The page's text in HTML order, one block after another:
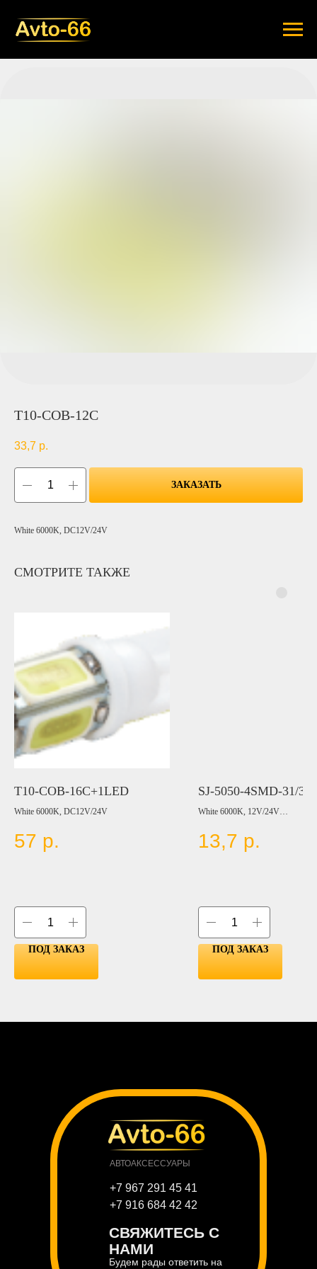
T10-COB-12C
33,7 р.
ЗАКАЗАТЬ
White 6000K, DC12V/24V
СМОТРИТЕ ТАКЖЕ
T10-COB-16C+1LED
White 6000K, DC12V/24V
57 р.
ПОД ЗАКАЗ
SJ-5050-4SMD-31/
White 6000K, 12V/24V
Цвет:
BLUE
13,7 р.
ПОД ЗАКАЗ
Будем рады ответить на
СВЯЖИТЕСЬ С
НАМИ
АВТОАКСЕССУАРЫ
+7 967 291 45 41
+7 916 684 42 42